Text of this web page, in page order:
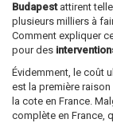
Budapestattirent
plusieurs milliers à
Comment expliquer
pour des
Évidemment, le coût
est la première
la cote en France.
complète en France,